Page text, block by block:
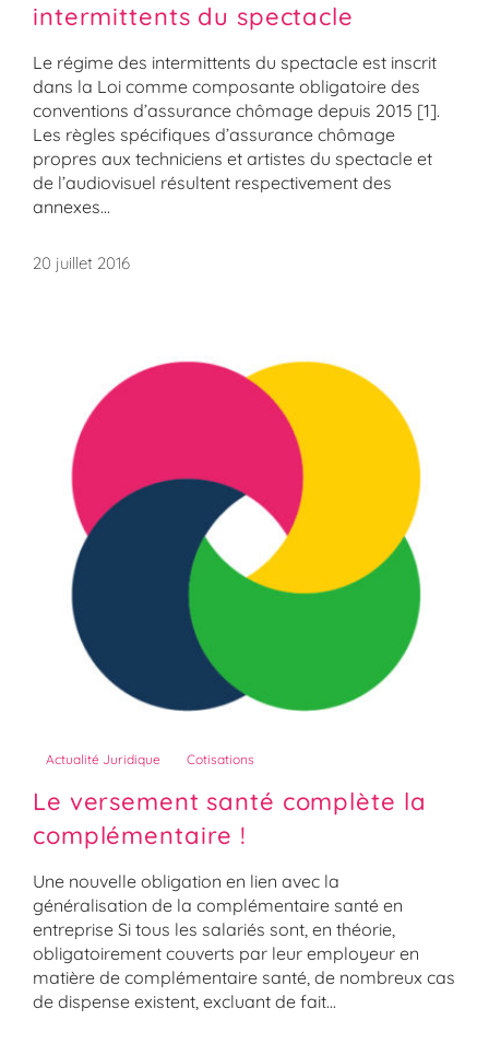
intermittents du spectacle
Le régime des intermittents du spectacle est inscrit
dans la Loi comme composante obligatoire des
conventions d’assurance chômage depuis 2015 [1].
Les règles spécifiques d’assurance chômage
propres aux techniciens et artistes du spectacle et
de l’audiovisuel résultent respectivement des
annexes...
20 juillet 2016
Actualité Juridique Cotisations
Le versement santé complète la
complémentaire !
Une nouvelle obligation en lien avec la
généralisation de la complémentaire santé en
entreprise Si tous les salariés sont, en théorie,
obligatoirement couverts par leur employeur en
matière de complémentaire santé, de nombreux cas
de dispense existent, excluant de fait...